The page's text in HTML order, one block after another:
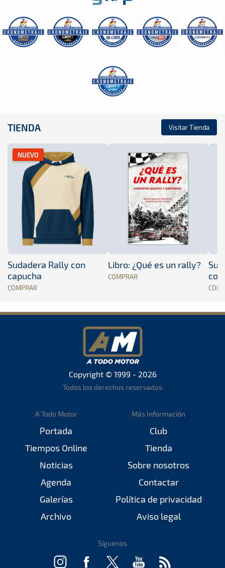
TIENDA Visitar Tienda
NUEVO
Sudadera Rally con
capucha
COMPRAR
Libro: ¿Qué es un rally?
COMPRAR
Copyright © 1999 - 2026
Todos los derechos reservados
A Todo Motor
Portada
Tiempos Online
Noticias
Agenda
Galerías
Archivo
Más Información
Club
Tienda
Sobre nosotros
Contactar
Política de privacidad
Aviso legal
Síguenos